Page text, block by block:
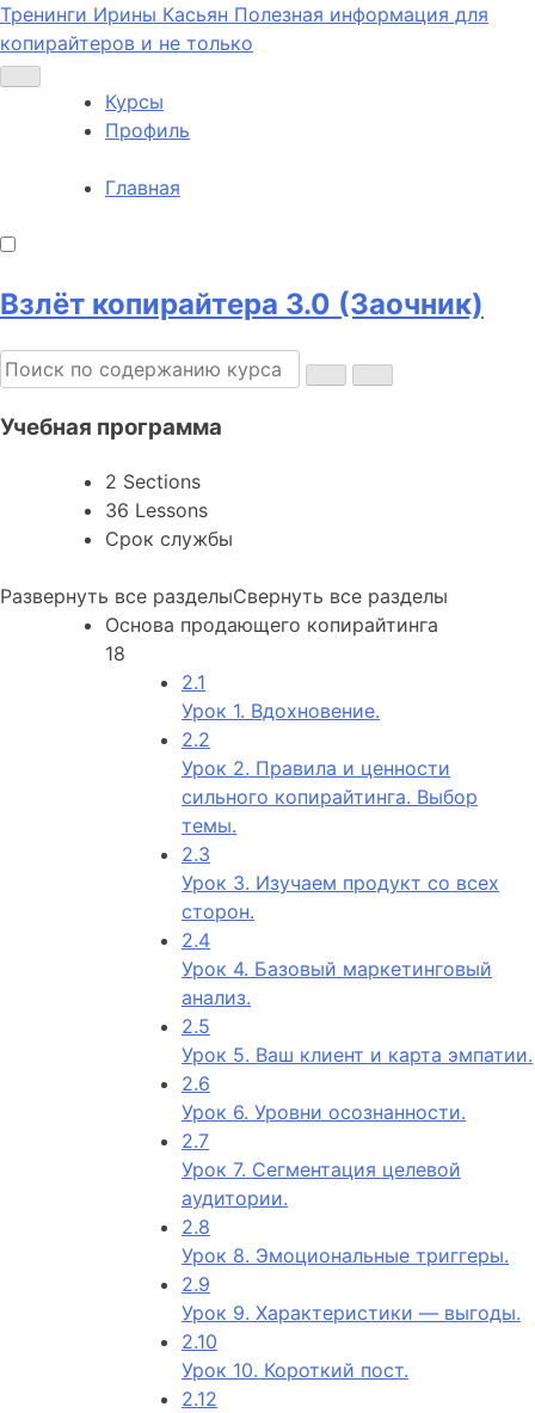
Тренинги Ирины Касьян Полезная информация для
копирайтеров и не только
Курсы
Профиль
Главная
Взлёт копирайтера 3.0 (Заочник)
Учебная программа
2 Sections
36 Lessons
Срок службы
Развернуть все разделыСвернуть все разделы
Основа продающего копирайтинга
18
2.1
Урок 1. Вдохновение.
2.2
Урок 2. Правила и ценности
сильного копирайтинга. Выбор
темы.
2.3
Урок 3. Изучаем продукт со всех
сторон.
2.4
Урок 4. Базовый маркетинговый
анализ.
2.5
Урок 5. Ваш клиент и карта эмпатии.
2.6
Урок 6. Уровни осознанности.
2.7
Урок 7. Сегментация целевой
аудитории.
2.8
Урок 8. Эмоциональные триггеры.
2.9
Урок 9. Характеристики — выгоды.
2.10
Урок 10. Короткий пост.
2.12